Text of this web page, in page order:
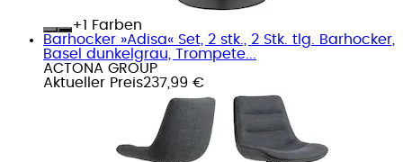
+
Farben
Barhocker »Adisa« Set, 2 stk., 2 Stk. tlg. Barhocker,
Basel dunkelgrau, Trompete...
ACTONA GROUP
Aktueller Preis237,99 €